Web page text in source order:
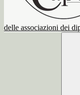
delle associazioni dei